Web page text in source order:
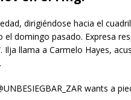
dirigiéndose hacia el
domingo pasado. Expresa
Ilja llama a Carmelo Hayes,
wants a